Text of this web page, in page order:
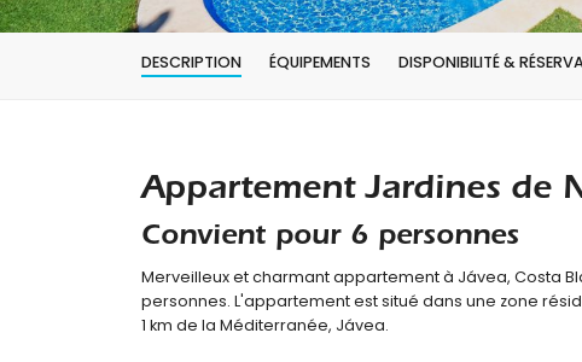
DESCRIPTION ÉQUIPEMENTS DISPONIBILITÉ &
Appartement Jardines de
Convient pour 6 personnes
Merveilleux et charmant appartement à Jávea, Costa
personnes. L'appartement est situé dans une zone
1 km de la Méditerranée, Jávea.